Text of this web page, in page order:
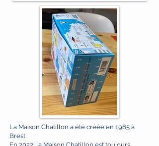
La Maison Chatillon a été créée en 1965 à
Brest.